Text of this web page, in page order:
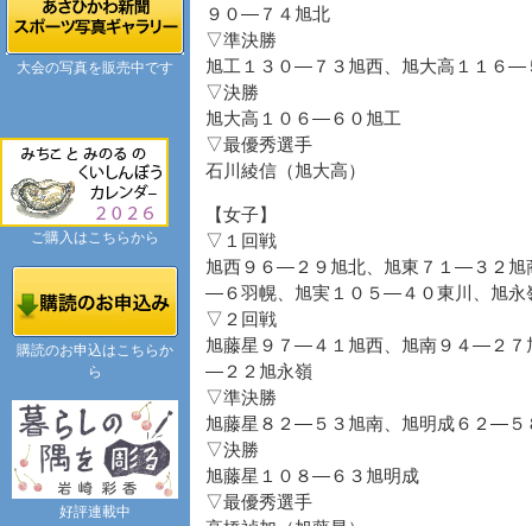
９０―７４旭北
▽準決勝
旭工１３０―７３旭西、旭大高１１６―
▽決勝
旭大高１０６―６０旭工
▽最優秀選手
石川綾信（旭大高）
【女子】
▽１回戦
旭西９６―２９旭北、旭東７１―３２
―６羽幌、旭実１０５―４０東川、旭
▽２回戦
旭藤星９７―４１旭西、旭南９４―２
―２２旭永嶺
▽準決勝
旭藤星８２―５３旭南、旭明成６２―５
▽決勝
旭藤星１０８―６３旭明成
▽最優秀選手
大会の写真を販売中です
ご購入はこちらから
購読のお申込はこちらか
ら
好評連載中